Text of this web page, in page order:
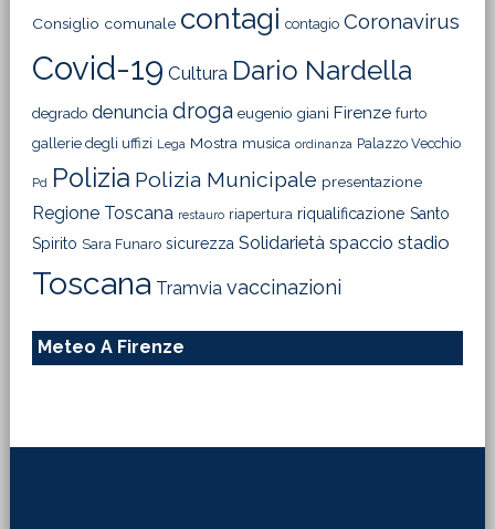
Consiglio comunale contagi contagio Coronavirus
Covid-19 Cultura Dario Nardella
degrado denuncia droga eugenio giani Firenze furto
gallerie degli uffizi Lega Mostra musica ordinanza Palazzo Vecchio
Pd Polizia Polizia Municipale presentazione
Regione Toscana restauro riapertura riqualificazione Santo
Spirito Sara Funaro sicurezza Solidarietà spaccio stadio
Toscana Tramvia vaccinazioni
Meteo A Firenze